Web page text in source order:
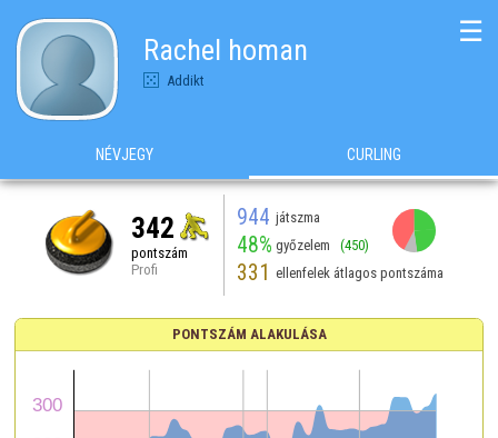
Rachel homan
Addikt
☰
NÉVJEGY CURLING
342
pontszám
Profi
944 játszma
48% győzelem (450)
331 ellenfelek átlagos pontszáma
PONTSZÁM ALAKULÁSA